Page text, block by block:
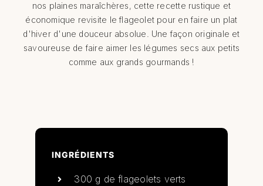
nos plaines maraîchères, cette recette rustique et
économique revisite le flageolet pour en faire un plat
d'hiver d'une douceur absolue. Une façon originale et
savoureuse de faire aimer les légumes secs aux petits
comme aux grands gourmands !
INGRÉDIENTS
300 g de flageolets verts